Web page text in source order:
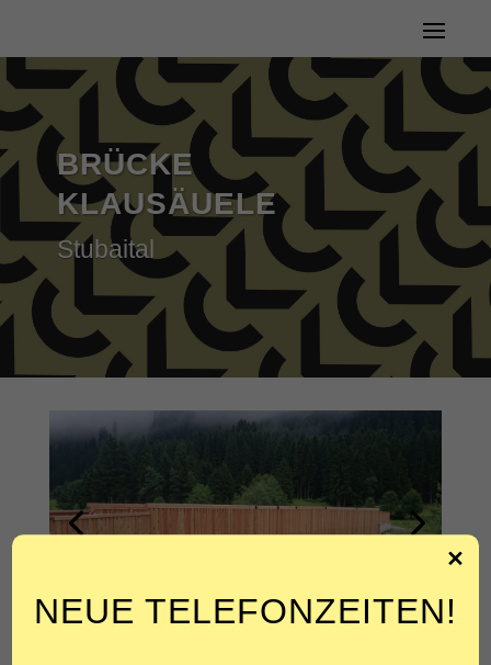
BRÜCKE
KLAUSÄUELE
Stubaital
NEUE TELEFONZEITEN!